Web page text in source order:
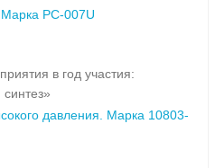
PC-007U
в год участия:
давления. Марка 10803-